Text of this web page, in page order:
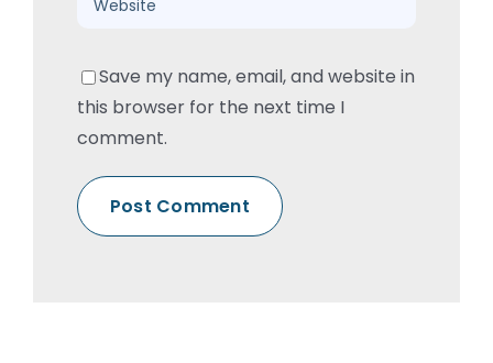
Save my name, email, and website in
this browser for the next time I
comment.